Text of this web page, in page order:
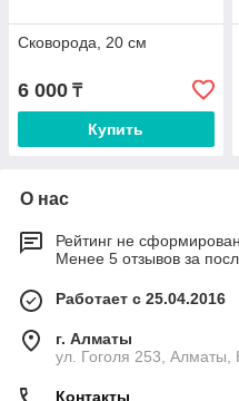
Сковорода, 20 см
6 000 ₸
Купить
О нас
Рейтинг не сформирован
Менее 5 отзывов за
Работает с 25.04.2016
г. Алматы
ул. Гоголя 253, Алматы,
Контакты